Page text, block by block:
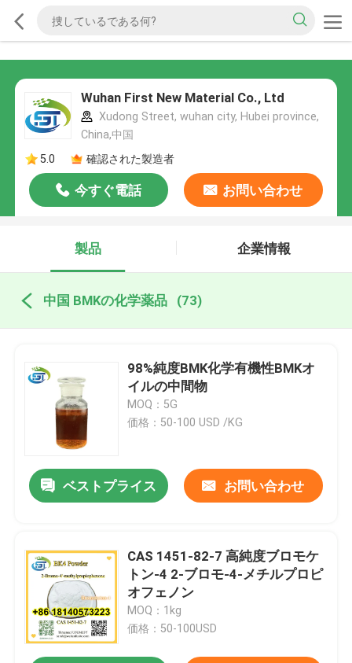
Wuhan First New Material Co., Ltd
Xudong Street, wuhan city, Hubei province,
China,中国
5.0
確認された製造者
今すぐ電話 お問い合わせ
製品 企業情報
中国 BMKの化学薬品 (73)
98%純度BMK化学有機性BMKオ
イルの中間物
MOQ：5G
価格：50-100 USD /KG
ベストプライス お問い合わせ
CAS 1451-82-7 高純度ブロモケ
トン-4 2-ブロモ-4-メチルプロピ
オフェノン
MOQ：1kg
価格：50-100USD